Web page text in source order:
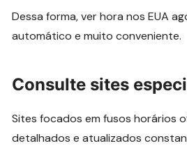
Dessa forma, ver hora nos EUA
automático e muito conveniente.
Consulte sites
Sites focados em fusos horários
detalhados e atualizados